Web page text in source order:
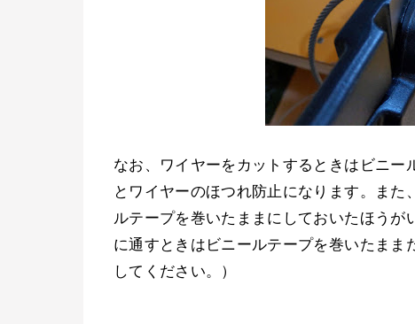
なお、ワイヤーをカットするときはビニー
とワイヤーのほつれ防止になります。ま
ルテープを巻いたままにしておいたほう
に通すときはビニールテープを巻いたま
してください。）